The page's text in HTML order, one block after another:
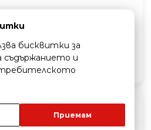
мм, в избрани цветове от
серията
бисквитки за
съдържанието и
Приемам